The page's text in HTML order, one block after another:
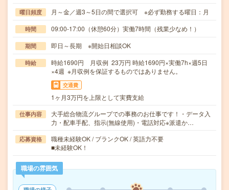
曜日頻度 月～金／週3～5日の間で選択可 ※必ず勤務する曜日：月
時間 09:00-17:00（休憩60分）実働7時間（残業少なめ！）
期間 即日～長期 ※開始日相談OK
時給
時給1690円 月収例 23万円 時給1690円×実働7h×週5日
×4週 ※月収例を保証するものではありません。
交通費
1ヶ月3万円を上限として実費支給
仕事内容
大手総合物流グループでの事務のお仕事です！・データ入
力・配車手配、指示(無線使用)・電話対応※派遣か…
応募資格
職種未経験OK / ブランクOK / 英語力不要
■未経験OK！
職場の雰囲気